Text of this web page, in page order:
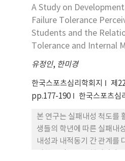
프로 골프 선수이며, 이들은
주 동안 8회에 걸쳐서 멘탈
실시하였다. 훈련 프로그램
반복-반전 설계(single-
사회적 타당도 검사와 심층
구 결과, 단일 피험자 설계의
괄목한 수준은 아니지만 낮
탈에 긍정적으로 영향을 미
훈련 프로그램이 골프 경기
개인에게 멘탈 게임 요인의
A Study on
Failure Tolerance
Students and the
Tolerance and Internal
유정인, 한미경
한국스포츠심리학회지
제
pp.177-190
한국스포츠심
본 연구는 실패내성 척도를
생들의 학년에 따른 실패내
내성과 내적동기 간 관계를